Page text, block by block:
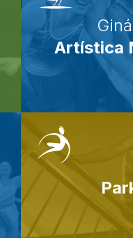
Artística